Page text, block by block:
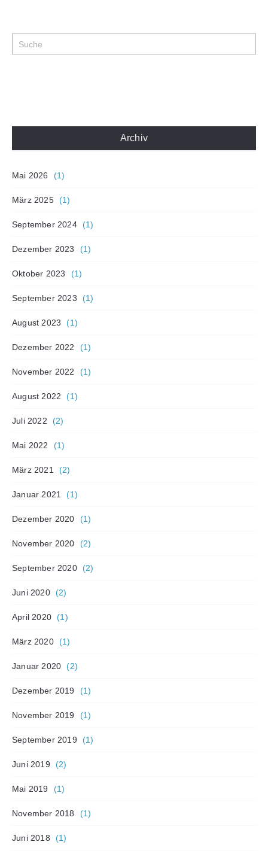
Archiv
Mai 2026 (1)
März 2025 (1)
September 2024 (1)
Dezember 2023 (1)
Oktober 2023 (1)
September 2023 (1)
August 2023 (1)
Dezember 2022 (1)
November 2022 (1)
August 2022 (1)
Juli 2022 (2)
Mai 2022 (1)
März 2021 (2)
Januar 2021 (1)
Dezember 2020 (1)
November 2020 (2)
September 2020 (2)
Juni 2020 (2)
April 2020 (1)
März 2020 (1)
Januar 2020 (2)
Dezember 2019 (1)
November 2019 (1)
September 2019 (1)
Juni 2019 (2)
Mai 2019 (1)
November 2018 (1)
Juni 2018 (1)